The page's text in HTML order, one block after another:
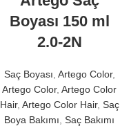
Boyası 150 ml
2.0-2N
Saç Boyası Artego Color,
Artego Color, Artego Color
Hair, Artego Color Hair, Saç
Boya Bakımı Saç Bakımı